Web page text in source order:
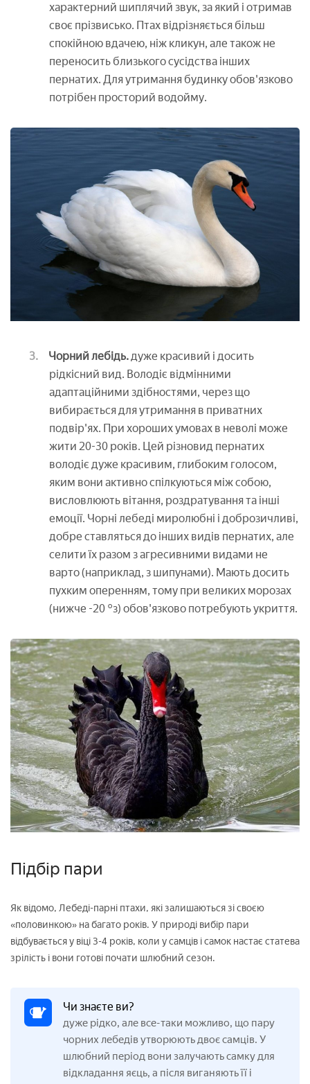
характерний шиплячий звук, за який і отримав
своє прізвисько. Птах відрізняється більш
спокійною вдачею, ніж кликун, але також не
переносить близького сусідства інших
пернатих. Для утримання будинку обов'язково
потрібен просторий водойму.
Чорний лебідь.дуже красивий і досить
рідкісний вид. Володіє відмінними
адаптаційними здібностями, через що
вибирається для утримання в приватних
подвір'ях. При хороших умовах в неволі може
жити 20-30 років. Цей різновид пернатих
володіє дуже красивим, глибоким голосом,
яким вони активно спілкуються між собою,
висловлюють вітання, роздратування та інші
емоції. Чорні лебеді миролюбні і доброзичливі,
добре ставляться до інших видів пернатих, але
селити їх разом з агресивними видами не
варто (наприклад, з шипунами). Мають досить
пухким оперенням, тому при великих морозах
(нижче -20 °з) обов'язково потребують укриття.
Підбір пари
Як відомо, Лебеді-парні птахи, які залишаються зі своєю
«половинкою» на багато років. У природі вибір пари
відбувається у віці 3-4 років, коли у самців і самок настає статева
зрілість і вони готові почати шлюбний сезон.
Чи знаєте ви?
дуже рідко, але все-таки можливо, що пару
чорних лебедів утворюють двоє самців. У
шлюбний період вони залучають самку для
відкладання яєць, а після виганяють її і